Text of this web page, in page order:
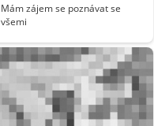
Mám zájem se poznávat se
všemi